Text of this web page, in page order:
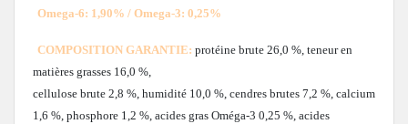
Omega-6: 1,90% / Omega-3: 0,25%
COMPOSITION GARANTIE: protéine brute 26,0 %, teneur en
matières grasses 16,0 %,
cellulose brute 2,8 %, humidité 10,0 %, cendres brutes 7,2 %, calcium
1,6 %, phosphore 1,2 %, acides gras Oméga-3 0,25 %, acides